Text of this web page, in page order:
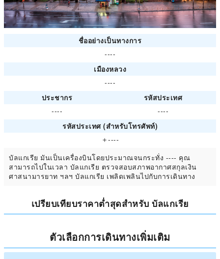
ชื่ออย่างเป็นทางการ
----
เมืองหลวง
----
ประชากร
รหัสประเทศ
----
----
รหัสประเทศ (สำหรับโทรศัพท์)
＋----
บัลแกเรีย มันเป็นเครื่องบินโดยประมาณจนกระทั่ง ---- คุณ
สามารถไปในเวลา บัลแกเรีย ตรวจสอบสภาพอากาศสกุลเงิน
ศาสนามารยาท ฯลฯ บัลแกเรีย เพลิดเพลินไปกับการเดินทาง
เปรียบเทียบราคาต่ำสุดสำหรับ บัลแกเรีย
ตัวเลือกการเดินทางเพิ่มเติม